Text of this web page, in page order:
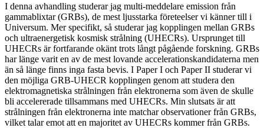
I denna avhandling studerar jag multi-meddelare emission från
gammablixtar (GRBs), de mest ljusstarka företeelser vi känner till i
Universum. Mer specifikt, så studerar jag kopplingen mellan GRBs
och ultraenergetisk kosmisk strålning (UHECRs). Ursprunget till
UHECRs är fortfarande okänt trots långt pågående forskning. GRBs
har länge varit en av de mest lovande accelerationskandidaterna men
än så länge finns inga fasta bevis. I Paper I och Paper II studerar vi
den möjliga GRB-UHECR kopplingen genom att studera den
elektromagnetiska strålningen från elektronerna som även de skulle
bli accelererade tillsammans med UHECRs. Min slutsats är att
strålningen från elektronerna inte matchar observationer från GRBs,
vilket talar emot att en majoritet av UHECRs kommer från GRBs.